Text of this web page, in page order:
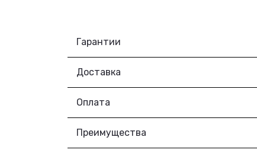
Гарантии
Доставка
Оплата
Преимущества